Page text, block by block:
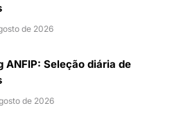
de 2026
ANFIP: Seleção diária de
de 2026